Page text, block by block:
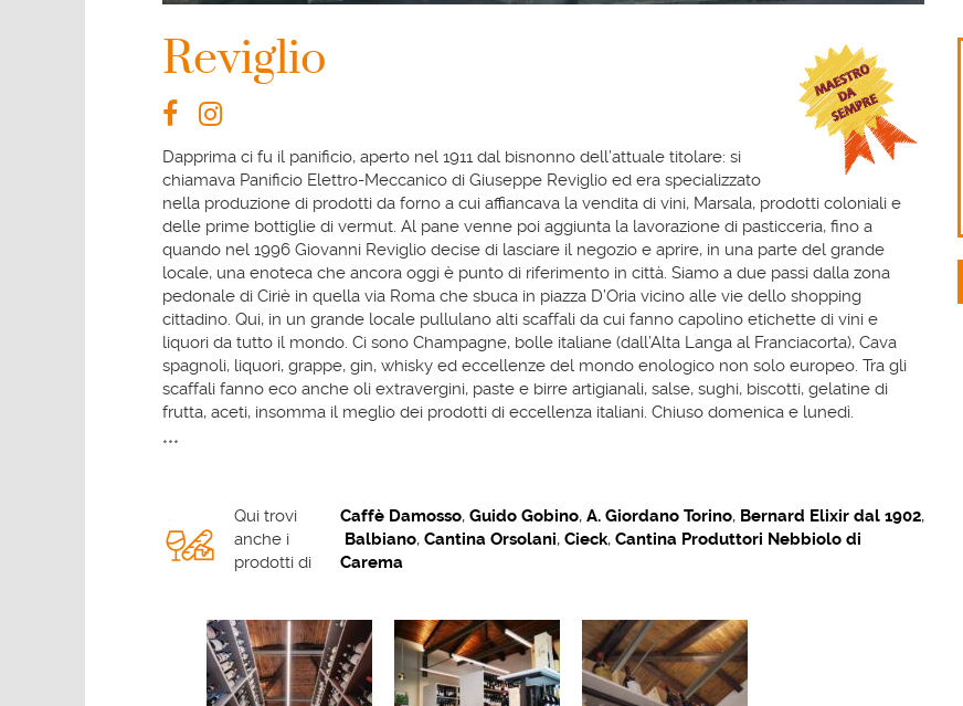
Reviglio
Dapprima ci fu il panificio, aperto nel 1911 dal bisnonno dell’attuale titolare: si
chiamava Panificio Elettro-Meccanico di Giuseppe Reviglio ed era specializzato
nella produzione di prodotti da forno a cui affiancava la vendita di vini, Marsala, prodotti coloniali e
delle prime bottiglie di vermut. Al pane venne poi aggiunta la lavorazione di pasticceria, fino a
quando nel 1996 Giovanni Reviglio decise di lasciare il negozio e aprire, in una parte del grande
locale, una enoteca che ancora oggi è punto di riferimento in città. Siamo a due passi dalla zona
pedonale di Ciriè in quella via Roma che sbuca in piazza D’Oria vicino alle vie dello shopping
cittadino. Qui, in un grande locale pullulano alti scaffali da cui fanno capolino etichette di vini e
liquori da tutto il mondo. Ci sono Champagne, bolle italiane (dall’Alta Langa al Franciacorta), Cava
spagnoli, liquori, grappe, gin, whisky ed eccellenze del mondo enologico non solo europeo. Tra gli
scaffali fanno eco anche oli extravergini, paste e birre artigianali, salse, sughi, biscotti, gelatine di
frutta, aceti, insomma il meglio dei prodotti di eccellenza italiani. Chiuso domenica e lunedì.
***
Qui trovi
anche i
prodotti di
Caffè Damosso, Guido Gobino, A. Giordano Torino, Bernard Elixir dal 1902,
Balbiano, Cantina Orsolani, Cieck, Cantina Produttori Nebbiolo di
Carema